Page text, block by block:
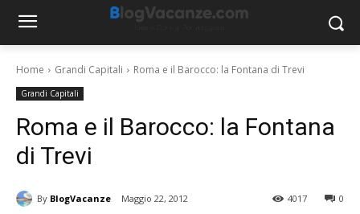
Home Grandi Capitali Roma e il Barocco: la Fontana di Trevi
Grandi Capitali
Roma e il Barocco: la Fontana
di Trevi
By BlogVacanze Maggio 22, 2012 0
4017